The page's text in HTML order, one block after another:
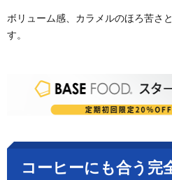
ボリューム感、カラメルのほろ苦さ
す。
コーヒーにも合う 完